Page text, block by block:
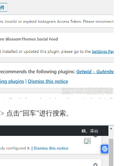
点击“回车”进行搜索。